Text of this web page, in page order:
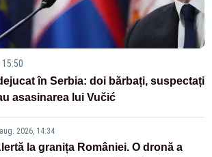
în Serbia: doi bărbați, suspectați
asasinarea lui Vučić
2026, 14:34
la granița României. O dronă a